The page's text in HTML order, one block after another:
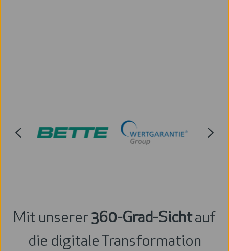
Mit unserer360-Grad-Sichtauf
die digitale Transformation